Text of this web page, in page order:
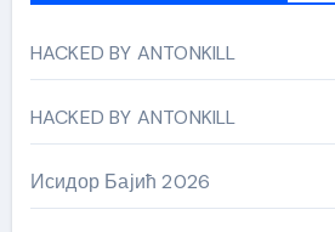
HACKED BY ANTONKILL
HACKED BY ANTONKILL
Исидор Бајић 2026